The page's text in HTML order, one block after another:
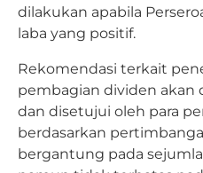
dilakukan apabila
laba yang positif.
Rekomendasi terkait
pembagian dividen akan
dan disetujui oleh para
berdasarkan
bergantung pada